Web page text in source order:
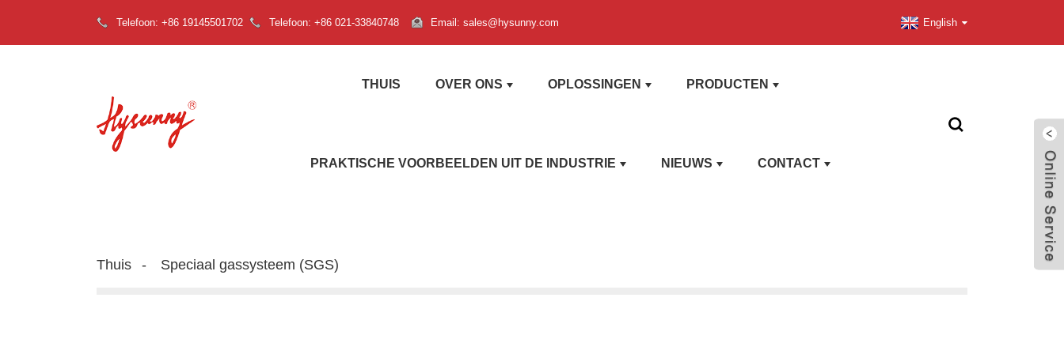
Telefoon: +86 19145501702 Telefoon: +86 021-33840748 Email: sales@hysunny.com English
THUIS OVER ONS OPLOSSINGEN PRODUCTEN
PRAKTISCHE VOORBEELDEN UIT DE INDUSTRIE NIEUWS CONTACT
Thuis Speciaal gassysteem (SGS)